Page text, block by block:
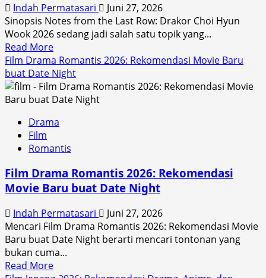
Indah Permatasari
Juni 27, 2026
Sinopsis Notes from the Last Row: Drakor Choi Hyun
Wook 2026 sedang jadi salah satu topik yang...
Read MoreRead
more
about
Sinopsis
Notes
the
Row:
Choi
Hyun
2026
Film Drama Romantis 2026: Rekomendasi Movie Baru
buat Date Night
Drama
Film
Romantis
Film Drama Romantis 2026: Rekomendasi
Movie Baru buat Date Night
Indah Permatasari
Juni 27, 2026
Mencari Film Drama Romantis 2026: Rekomendasi Movie
Baru buat Date Night berarti mencari tontonan yang
bukan cuma...
Read MoreRead